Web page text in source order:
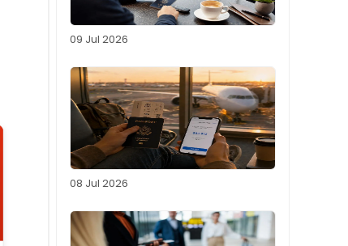
09 Jul 2026
08 Jul 2026